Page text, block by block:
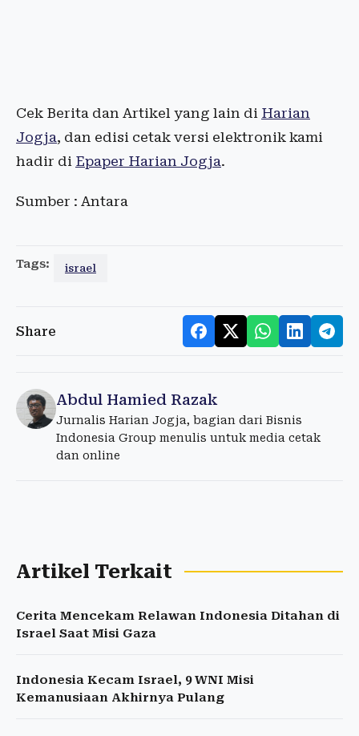
Cek Berita dan Artikel yang lain di Harian
Jogja, dan edisi cetak versi elektronik kami
hadir di Epaper Harian Jogja.
Sumber : Antara
Tags: israel
Share
Abdul Hamied Razak
Jurnalis Harian Jogja, bagian dari Bisnis
Indonesia Group menulis untuk media cetak
dan online
Artikel Terkait
Cerita Mencekam Relawan Indonesia Ditahan di
Israel Saat Misi Gaza
Indonesia Kecam Israel, 9 WNI Misi
Kemanusiaan Akhirnya Pulang